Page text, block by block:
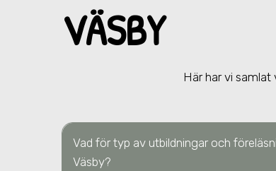
VÄSBY
Här har vi
Vad för typ av utbildningar och
Väsby?